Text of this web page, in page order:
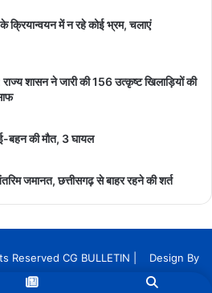
क्रियान्वयन में न रहे कोई भ्रम, चलाएं
शासन ने जारी की 156 उत्कृष्ट खिलाड़ियों की
बहन की मौत, 3 घायल
जमानत, छत्तीसगढ़ से बाहर रहने की शर्त
Reserved CG BULLETIN | Design By
Solution Services